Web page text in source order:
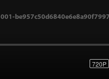
720P